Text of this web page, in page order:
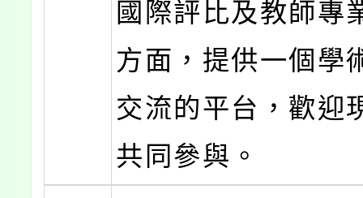
國際評比及教師專
方面，提供一個學
交流的平台，歡迎
共同參與。